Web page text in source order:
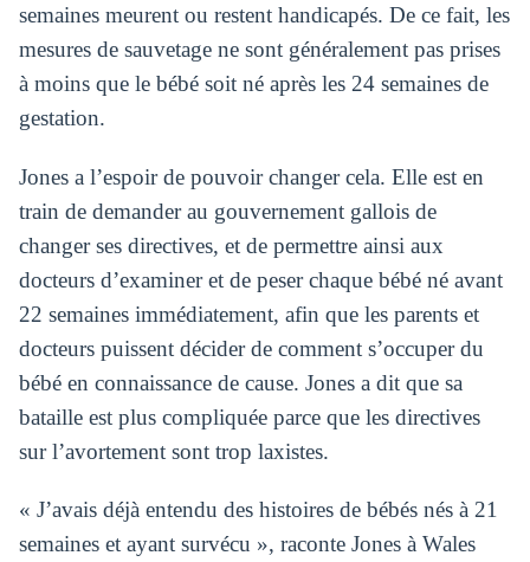
semaines meurent ou restent handicapés. De ce fait, les
mesures de sauvetage ne sont généralement pas prises
à moins que le bébé soit né après les 24 semaines de
gestation.
Jones a l’espoir de pouvoir changer cela. Elle est en
train de demander au gouvernement gallois de
changer ses directives, et de permettre ainsi aux
docteurs d’examiner et de peser chaque bébé né avant
22 semaines immédiatement, afin que les parents et
docteurs puissent décider de comment s’occuper du
bébé en connaissance de cause. Jones a dit que sa
bataille est plus compliquée parce que les directives
sur l’avortement sont trop laxistes.
« J’avais déjà entendu des histoires de bébés nés à 21
semaines et ayant survécu », raconte Jones à Wales